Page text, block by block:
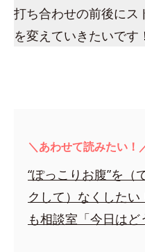
打ち合わせの前後にス
を変えていきたいです
＼あわせて読みたい！
“ぽっこりお腹”を（
クして）なくしたい
も相談室「今日は